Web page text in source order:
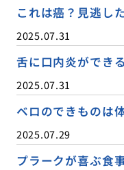
これは癌？見逃し
2025.07.31
舌に口内炎ができ
2025.07.31
ベロのできものは
2025.07.29
プラークが喜ぶ食